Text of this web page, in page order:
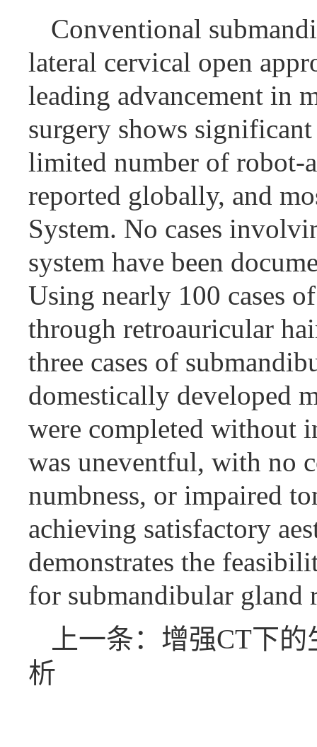
Conventional
lateral cervical open
leading advancement in
surgery shows
limited number of robot-
reported globally, and
System. No cases
system have been
Using nearly 100 cases
through retroauricular
three cases of
domestically developed
were completed without
was uneventful, with no
numbness, or impaired
achieving satisfactory
demonstrates the
for submandibular gland
上一条：增强CT下
析